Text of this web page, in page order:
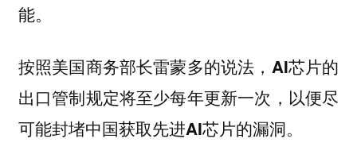
能。
按照美国商务部长雷蒙多的说法， AI芯片的
出口管制规定将至少每年更新一次，以便尽
可能封堵中国获取先进AI芯片的漏洞。